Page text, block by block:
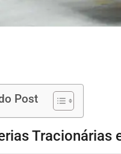
Post
Tracionárias